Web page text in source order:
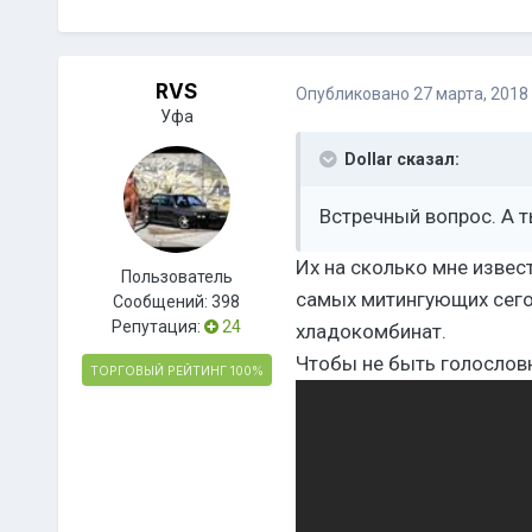
RVS
Уфа
Пользователь
Сообщений:398
Репутация:
24
ТОРГОВЫЙ РЕЙТИНГ 100%
Опубликовано 27 марта, 2018
Dollar сказал:
Встречный вопрос. А
Их на сколько мне
самых митингующих
хладокомбинат.
Чтобы не быть